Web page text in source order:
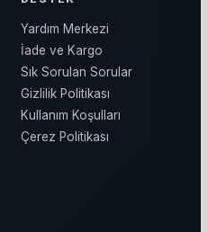
Yardım Merkezi
İade ve Kargo
Sık Sorulan Sorular
Gizlilik Politikası
Kullanım Koşulları
Çerez Politikası